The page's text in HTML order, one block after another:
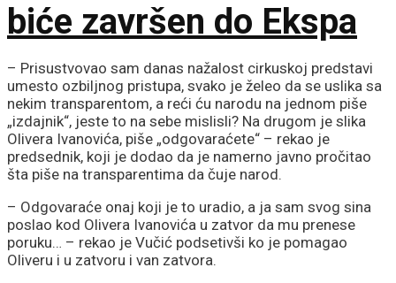
biće završen do Ekspa
– Prisustvovao sam danas nažalost cirkuskoj predstavi
umesto ozbiljnog pristupa, svako je želeo da se uslika sa
nekim transparentom, a reći ću narodu na jednom piše
„izdajnik“, jeste to na sebe mislisli? Na drugom je slika
Olivera Ivanovića, piše „odgovaraćete“ – rekao je
predsednik, koji je dodao da je namerno javno pročitao
šta piše na transparentima da čuje narod.
– Odgovaraće onaj koji je to uradio, a ja sam svog sina
poslao kod Olivera Ivanovića u zatvor da mu prenese
poruku… – rekao je Vučić podsetivši ko je pomagao
Oliveru i u zatvoru i van zatvora.